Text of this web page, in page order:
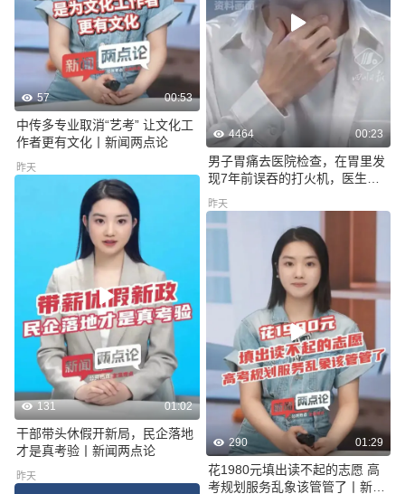
57 00:53
中传多专业取消“艺考” 让文化工
作者更有文化丨新闻两点论
昨天
131 01:02
干部带头休假开新局，民企落地
才是真考验丨新闻两点论
昨天
4464 00:23
男子胃痛去医院检查，在胃里发
现7年前误吞的打火机，医生耗
时25分钟完整取出
昨天
290 01:29
花1980元填出读不起的志愿 高
考规划服务乱象该管管了丨新闻